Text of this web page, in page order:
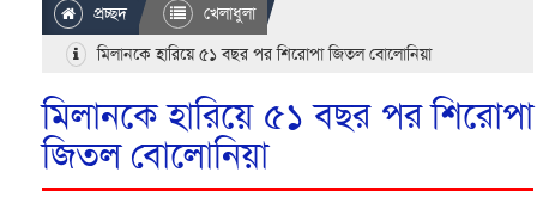
প্রচ্ছদ
খেলাধুলা
মিলানকে হারিয়ে ৫১ বছর পর শিরোপা জিতল বোলোনিয়া
মিলানকে হারিয়ে ৫১ বছর পর শিরোপা
জিতল বোলোনিয়া